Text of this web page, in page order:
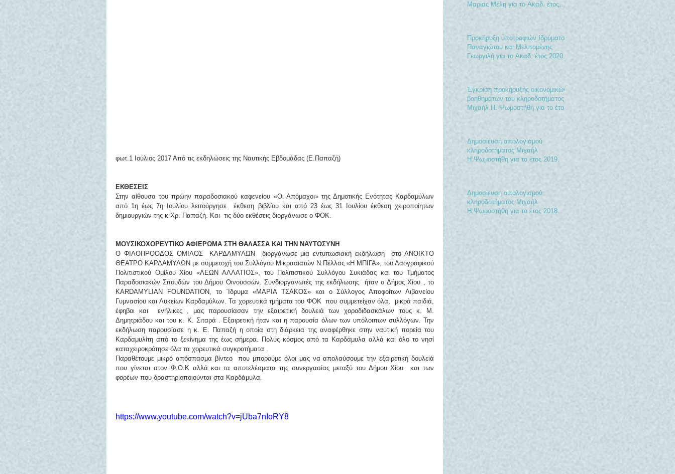
φωτ.1 Ιούλιος 2017 Από τις εκδηλώσεις της Ναυτικής Εβδομάδας (Ε.Παπαζή)
ΕΚΘΕΣΕΙΣ
Στην αίθουσα του πρώην παραδοσιακού καφενείου «Οι Απόμαχοι» της Δημοτικής Ενότητας Καρδαμύλων
από 1η έως 7η Ιουλίου λειτούργησε  έκθεση βιβλίου και από 23 έως 31 Ιουλίου έκθεση χειροποίητων
δημιουργιών της κ Χρ. Παπαζή. Και  τις δύο εκθέσεις διοργάνωσε ο ΦΟΚ.
ΜΟΥΣΙΚΟΧΟΡΕΥΤΙΚΟ ΑΦΙΕΡΩΜΑ ΣΤΗ ΘΑΛΑΣΣΑ ΚΑΙ ΤΗΝ ΝΑΥΤΟΣΥΝΗ
Ο ΦΙΛΟΠΡΟΟΔΟΣ ΟΜΙΛΟΣ  ΚΑΡΔΑΜΥΛΩΝ  διοργάνωσε μια εντυπωσιακή εκδήλωση  στο ΑΝΟΙΚΤΟ
ΘΕΑΤΡΟ ΚΑΡΔΑΜΥΛΩΝ με συμμετοχή του Συλλόγου Μικρασιατών Ν.Πέλλας «Η ΜΠΙΓΑ», του Λαογραφικού
Πολιτιστικού Ομίλου Χίου «ΛΕΩΝ ΑΛΛΑΤΙΟΣ», του Πολιτιστικού Συλλόγου Συκιάδας και του Τμήματος
Παραδοσιακών Σπουδών του Δήμου Οινουσσών. Συνδιοργανωτές της εκδήλωσης  ήταν ο Δήμος Χίου , το
KARDAMYLIAN FOUNDATION, το ΄Ιδρυμα «ΜΑΡΙΑ ΤΣΑΚΟΣ» και ο Σύλλογος Αποφοίτων Λιβανείου
Γυμνασίου και Λυκείων Καρδαμύλων. Τα χορευτικά τμήματα του ΦΟΚ  που συμμετείχαν όλα,  μικρά παιδιά,
έφηβοι και  ενήλικες , μας παρουσίασαν την εξαιρετική δουλειά των χοροδιδασκάλων τους κ. Μ.
Δημητριάδου και του κ. Κ. Σιταρά . Εξαιρετική ήταν και η παρουσία όλων των υπόλοιπων συλλόγων. Την
εκδήλωση παρουσίασε η κ. Ε. Παπαζή η οποία στη διάρκεια της αναφέρθηκε στην ναυτική πορεία του
Καρδαμυλίτη από το ξεκίνημα της έως σήμερα. Πολύς κόσμος από τα Καρδάμυλα αλλά και όλο το νησί
καταχειροκρότησε όλα τα χορευτικά συγκροτήματα .
Παραθέτουμε μικρό απόσπασμα βίντεο  που μπορούμε όλοι μας να απολαύσουμε την εξαιρετική δουλειά
που γίνεται στον Φ.Ο.Κ αλλά και τα αποτελέσματα της συνεργασίας μεταξύ του Δήμου Χίου  και των
φορέων που δραστηριοποιούνται στα Καρδάμυλα.
https://www.youtube.com/watch?v=jUba7nIoRY8
Μαρίας Μέλη για το Ακαδ. έτος
Προκήρυξη υποτροφιών Ιδρύματος
Παναγιώτου και Μελπομένης
Γεωργιλή για το Ακαδ. έτος 2020-
Έγκριση προκήρυξης οικονομικών
βοηθημάτων του κληροδοτήματος
Μιχαήλ Η. Ψωμοστήθη για το έτος
Δημοσίευση απολογισμού
κληροδοτήματος Μιχαήλ
Η.Ψωμοστήθη για το έτος 2019.
Δημοσίευση απολογισμού
κληροδοτήματος Μιχαήλ
Η.Ψωμοστήθη για το έτος 2018.